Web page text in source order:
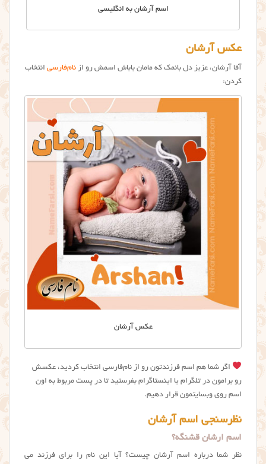
اسم آرشان به انگلیسی
عکس آرشان
آقا آرشان، عزیز دل بانمک که مامان باباش اسمش رو از نام‌فارسی انتخاب
کردن:
عکس آرشان
اگر شما هم اسم فرزندتون رو از نام‌فارسی انتخاب کردید، عکسش
رو برامون در تلگرام یا اینستاگرام بفرستید تا در پست مربوط به اون
اسم روی وبسایتمون قرار دهیم.
نظرسنجی اسم آرشان
اسم ارشان قشنگه؟
نظر شما درباره اسم آرشان چیست؟ آیا این نام را برای فرزند می